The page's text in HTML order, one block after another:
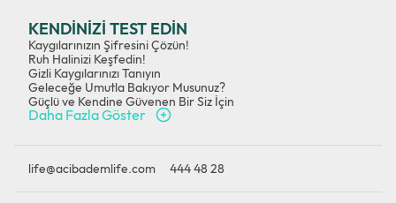
KENDİNİZİ TEST EDİN
Kaygılarınızın Şifresini Çözün!
Ruh Halinizi Keşfedin!
Gizli Kaygılarınızı Tanıyın
Geleceğe Umutla Bakıyor Musunuz?
Güçlü ve Kendine Güvenen Bir Siz İçin
Daha Fazla Göster
life@acibademlife.com 444 48 28